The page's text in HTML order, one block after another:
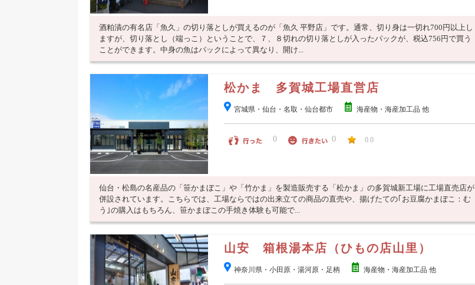
酒粕漬の有名店「魚久」の切り落としが買えるのが「魚久 平野店」です。通常、切り身は一切れ700円以上し
ますが、切り落とし（端っこ）ということで、７、８切れの切り落としが入ったパックが、税込756円で買う
ことができます。中身の魚はパックによって異なり、開け...
松かま 多賀城工場直営店
宮城県・仙台・名取・仙台都市 海産物・海産加工品 他
0 0 0.0
仙台・松島の名産品の「笹かまぼこ」や「竹かま」を製造販売する「松かま」の多賀城新工場に工場直売店が
併設されています。こちらでは、工場ならではの出来立ての商品の直売や、揚げたての｢お豆腐かまぼこ：む
う｣の購入はもちろん、笹かまぼこの手焼き体験も可能で...
山安 箱根湯本店（ひもの店山里）
神奈川県・小田原・湯河原・足柄 海産物・海産加工品 他